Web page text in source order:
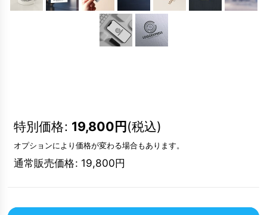
特別価格: 19,800円(税込)
オプションにより価格が変わる場合もあります。
通常販売価格: 19,800円